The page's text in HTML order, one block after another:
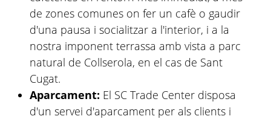
de zones comunes on fer un cafè o gaudir
d'una pausa i socialitzar a l'interior, i a la
nostra imponent terrassa amb vista a parc
natural de Collserola, en el cas de Sant
Cugat.
Aparcament: El SC Trade Center disposa
d'un servei d'aparcament per als clients i